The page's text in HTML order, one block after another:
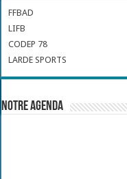
FFBAD
LIFB
CODEP 78
LARDE SPORTS
Notre Agenda